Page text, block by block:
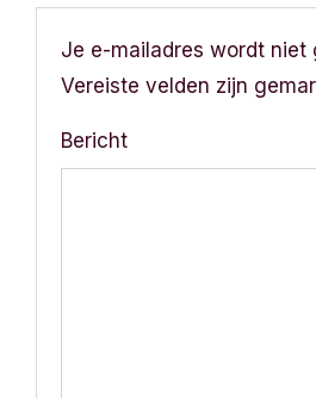
h
Je e-mailadres wordt niet
Vereiste velden zijn
Bericht